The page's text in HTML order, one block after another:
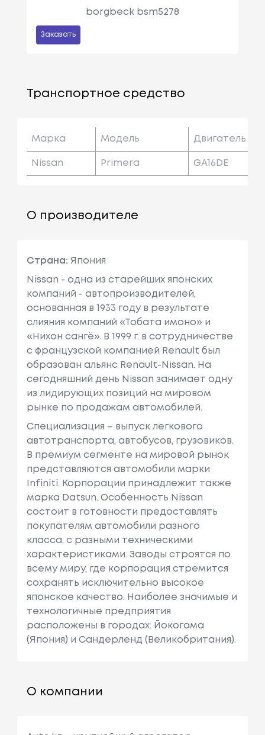
borgbeck bsm5278
Заказать
Транспортное средство
Марка Модель Двигатель
Nissan Primera GA16DE
О производителе
Страна: Япония
Nissan - одна из старейших японских
компаний - автопроизводителей,
основанная в 1933 году в результате
слияния компаний «Тобата имоно» и
«Нихон сангё». В 1999 г. в сотрудничестве
с французcкой компанией Renault был
образован альянс Renault-Nissan. На
сегодняшний день Nissan занимает одну
из лидирующих позиций на мировом
рынке по продажам автомобилей.
Специализация – выпуск легкового
автотранспорта, автобусов, грузовиков.
В премиум сегменте на мировой рынок
представляются автомобили марки
Infiniti. Корпорации принадлежит также
марка Datsun. Особенность Nissan
состоит в готовности предоставлять
покупателям автомобили разного
класса, с разными техническими
характеристиками. Заводы строятся по
всему миру, где корпорация стремится
сохранять исключительно высокое
японское качество. Наиболее значимые и
технологичные предприятия
расположены в городах: Йокогама
(Япония) и Сандерленд (Великобритания).
О компании